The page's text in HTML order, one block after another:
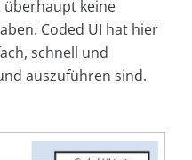
überhaupt keine
Coded UI hat hier
schnell und
auszuführen sind.